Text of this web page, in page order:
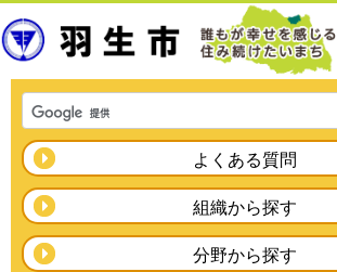
よくある質問
組織から探す
分野から探す